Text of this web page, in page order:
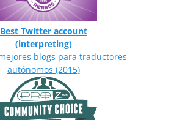
Best Twitter account
(interpreting)